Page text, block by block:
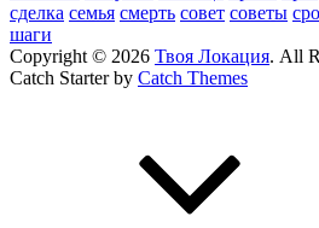
сделка семья смерть совет советы
шаги
Copyright © 2026 Твоя Локация. All
Catch Starter by Catch Themes